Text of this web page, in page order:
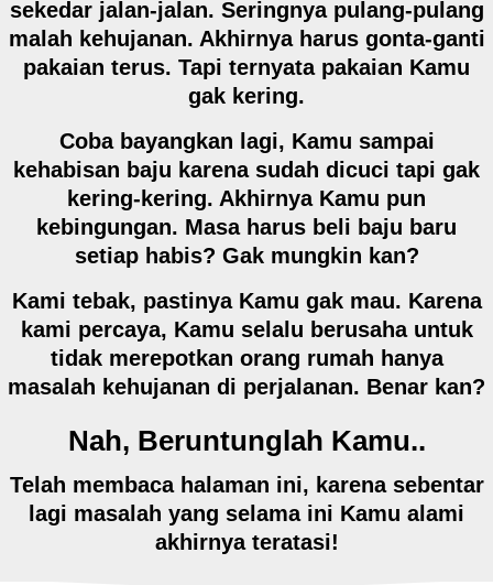
sekedar jalan-jalan. Seringnya pulang-pulang
malah kehujanan. Akhirnya harus gonta-ganti
pakaian terus. Tapi ternyata pakaian Kamu
gak kering.
Coba bayangkan lagi, Kamu sampai
kehabisan baju karena sudah dicuci tapi gak
kering-kering. Akhirnya Kamu pun
kebingungan. Masa harus beli baju baru
setiap habis? Gak mungkin kan?
Kami tebak, pastinya Kamu gak mau. Karena
kami percaya, Kamu selalu berusaha untuk
tidak merepotkan orang rumah hanya
masalah kehujanan di perjalanan. Benar kan?
Nah, Beruntunglah Kamu..
Telah membaca halaman ini, karena sebentar
lagi masalah yang selama ini Kamu alami
akhirnya teratasi!